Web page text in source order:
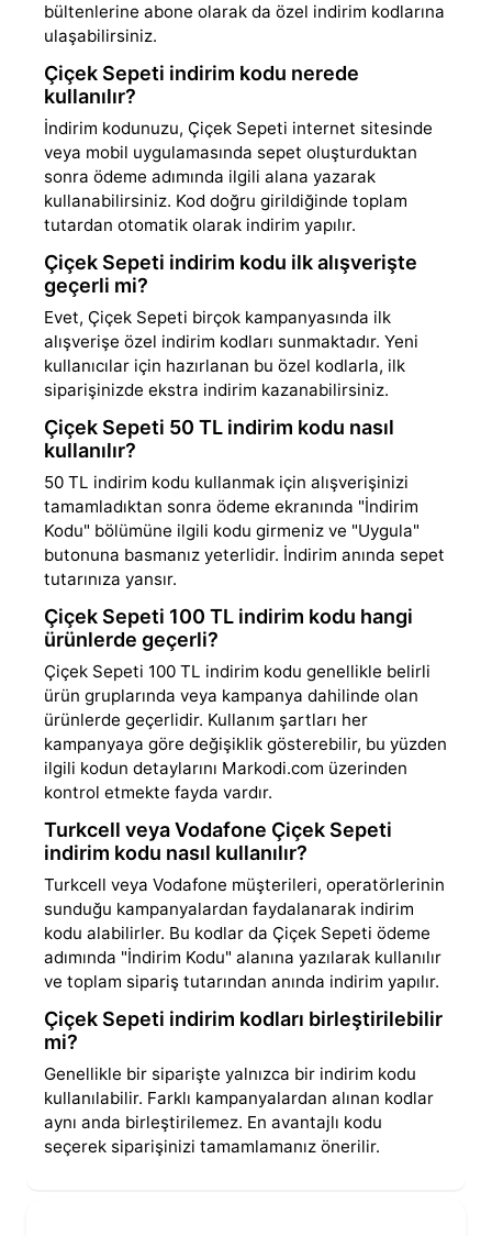
bültenlerine abone olarak da özel indirim kodlarına
ulaşabilirsiniz.
Çiçek Sepeti indirim kodu nerede
kullanılır?
İndirim kodunuzu, Çiçek Sepeti internet sitesinde
veya mobil uygulamasında sepet oluşturduktan
sonra ödeme adımında ilgili alana yazarak
kullanabilirsiniz. Kod doğru girildiğinde toplam
tutardan otomatik olarak indirim yapılır.
Çiçek Sepeti indirim kodu ilk alışverişte
geçerli mi?
Evet, Çiçek Sepeti birçok kampanyasında ilk
alışverişe özel indirim kodları sunmaktadır. Yeni
kullanıcılar için hazırlanan bu özel kodlarla, ilk
siparişinizde ekstra indirim kazanabilirsiniz.
Çiçek Sepeti 50 TL indirim kodu nasıl
kullanılır?
50 TL indirim kodu kullanmak için alışverişinizi
tamamladıktan sonra ödeme ekranında "İndirim
Kodu" bölümüne ilgili kodu girmeniz ve "Uygula"
butonuna basmanız yeterlidir. İndirim anında sepet
tutarınıza yansır.
Çiçek Sepeti 100 TL indirim kodu hangi
ürünlerde geçerli?
Çiçek Sepeti 100 TL indirim kodu genellikle belirli
ürün gruplarında veya kampanya dahilinde olan
ürünlerde geçerlidir. Kullanım şartları her
kampanyaya göre değişiklik gösterebilir, bu yüzden
ilgili kodun detaylarını Markodi.com üzerinden
kontrol etmekte fayda vardır.
Turkcell veya Vodafone Çiçek Sepeti
indirim kodu nasıl kullanılır?
Turkcell veya Vodafone müşterileri, operatörlerinin
sunduğu kampanyalardan faydalanarak indirim
kodu alabilirler. Bu kodlar da Çiçek Sepeti ödeme
adımında "İndirim Kodu" alanına yazılarak kullanılır
ve toplam sipariş tutarından anında indirim yapılır.
Çiçek Sepeti indirim kodları birleştirilebilir
mi?
Genellikle bir siparişte yalnızca bir indirim kodu
kullanılabilir. Farklı kampanyalardan alınan kodlar
aynı anda birleştirilemez. En avantajlı kodu
seçerek siparişinizi tamamlamanız önerilir.